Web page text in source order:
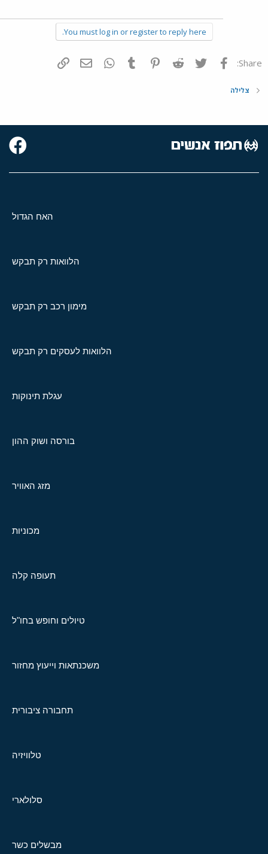
You must log in or register to reply here.
Share: פייסבוק Twitter
Reddit
Pinterest
Tumblr
WhatsAppדואר אלקטרוני
צלילה
האח הגדול
הלוואות רק תבקש
מימון רכב רק תבקש
הלוואות לעסקים רק תבקש
עגלת תינוקות
בורסה ושוק ההון
מזג האוויר
מכוניות
תעופה קלה
טיולים וחופש בחו"ל
משכנתאות וייעוץ מחזור
תחבורה ציבורית
טלוויזיה
סלולארי
מבשלים כשר